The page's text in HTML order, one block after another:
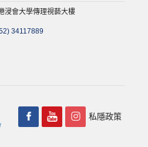
浸會大學傳理視藝大樓
34117889
私隱政策